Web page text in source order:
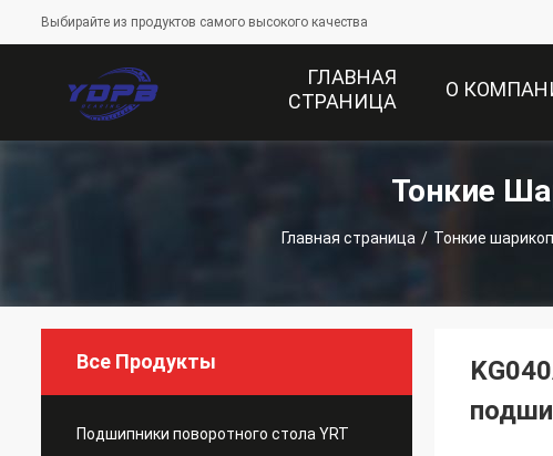
Выбирайте из продуктов самого высокого качества
ГЛАВНАЯ
СТРАНИЦА
О
Тонкие
Главная страница / Тонкие
Все Продукты
Подшипники поворотного стола YRT